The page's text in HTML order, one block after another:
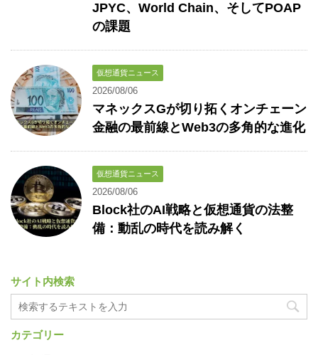
JPYC、World Chain、そしてPOAP
の課題
仮想通貨ニュース
2026/08/06
マネックスGが切り拓くオンチェーン
金融の最前線とWeb3の多角的な進化
仮想通貨ニュース
2026/08/06
Block社のAI戦略と仮想通貨の法整
備：動乱の時代を読み解く
サイト内検索
カテゴリー